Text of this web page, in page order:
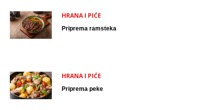
HRANA I PIĆE
Priprema ramsteka
HRANA I PIĆE
Priprema peke